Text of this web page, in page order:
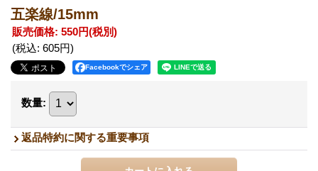
五楽線/15mm
販売価格: 550円(税別)
(税込: 605円)
Facebookでシェア
数量:
返品特約に関する重要事項